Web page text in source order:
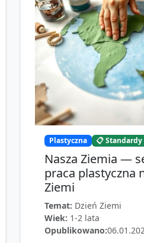
Plastyczna 📋 Standardy
Nasza Ziemia —
praca plastyczna
Ziemi
Temat: Dzień Ziemi
Wiek: 1-2 lata
Opublikowano: